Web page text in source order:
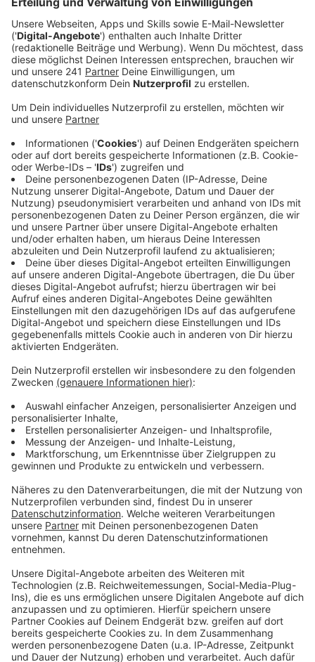
3 EL Mumbai-Currypulver
100ml Weißwein
200ml Geflügelfond
300ml Sahne
Saft von einer Limette
Und so bereitet ihr das Essen zu
Anzeige
Maispoularde:
In die Maispoulardenbrüste längs mit einem
Messer eine Tasche einschneiden. Die
Riesengarnelen schälen.
Die Thymianblättchen abstreifen und fein hacken.
Die Zitronenschale fein abreiben, mit den
Thymianblättchen mischen und die Garnelen darin
wenden.
Je zwei Garnelen in die Brust füllen und die
Taschen mit einem Zahnstocher verschließen.
Den Backofen auf 80°C vorheizen. Das Fleisch mit
Salz und Pfeffer würzen und auf der Hautseite im
Butterschmalz so lange braten, bis es knusprig ist.
Wenden und im heißen Ofen bis auf eine
Kerntemperatur von 60°C fertig garen.
Gemüse:
Die Melonen halbieren, das Fruchtfleisch auslösen,
entkernen und in 1 cm große Stücke schneiden.
Die Gurke halbieren, entkernen und ebenfalls in
Würfel schneiden. Die Schalotten fein würfeln und
in Olivenöl anschwitzen, die Melonen- und
Gurkenwürfel dazugeben und das Ganze mit
etwas Puderzucker bestäuben.
Bei niedriger Hitze im eigenen Saft garziehen
lassen. Das Gemüse mit Salz und Pfeffer würzen.